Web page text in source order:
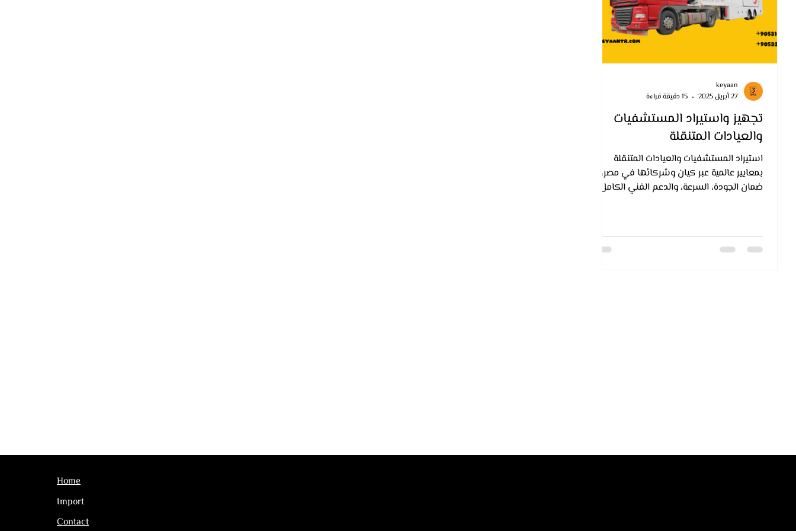
تجهيز واستيراد المستشفيات
والعيادات المتنقلة
استيراد المستشفيات والعيادات المتنقلة
بمعايير عالمية عبر كيان وشركائها في مصر، مع
ضمان الجودة، السرعة، والدعم الفني الكامل.
keyaan
27 أبريل 2025
15 دقيقة قراءة
Home
Import
Contact